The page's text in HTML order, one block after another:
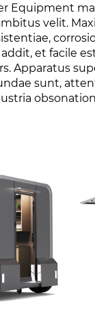
Equipment
velit.
et facile
Apparatus
sunt,